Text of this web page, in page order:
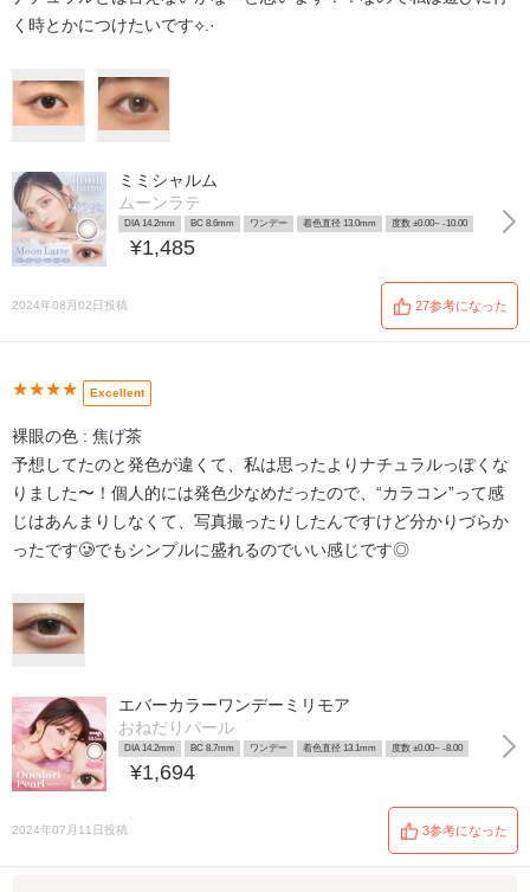
く時とかにつけたいです⟡.·
ミミシャルム
ムーンラテ
DIA 14.2mm BC 8.6mm ワンデー 着色直径 13.0mm 度数 ±0.00~ -10.00
¥1,485
2024年08月02日投稿 27参考になった
★★★★ Excellent
裸眼の色 : 焦げ茶
予想してたのと発色が違くて、私は思ったよりナチュラルっぽくな
りました〜！個人的には発色少なめだったので、“カラコン”って感
じはあんまりしなくて、写真撮ったりしたんですけど分かりづらか
ったです🥲でもシンプルに盛れるのでいい感じです◎
エバーカラーワンデーミリモア
おねだりパール
DIA 14.2mm BC 8.7mm ワンデー 着色直径 13.1mm 度数 ±0.00~ -8.00
¥1,694
2024年07月11日投稿 3参考になった